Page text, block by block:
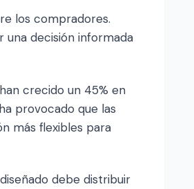
los compradores.
una decisión informada
crecido un 45% en
provocado que las
más flexibles para
debe distribuir